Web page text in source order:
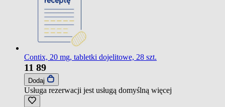
Contix, 20 mg, tabletki dojelitowe, 28 szt.
11 89
Dodaj
Usługa rezerwacji jest usługą domyślną więcej